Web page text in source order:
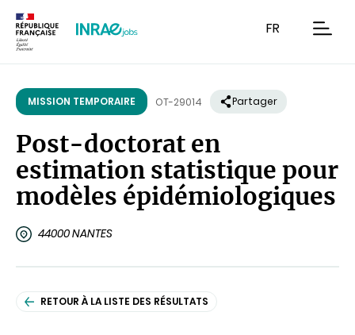
FR
MISSION TEMPORAIRE OT-29014 Partager
Post-doctorat en
estimation statistique pour
modèles épidémiologiques
44000 NANTES
RETOUR À LA LISTE DES RÉSULTATS